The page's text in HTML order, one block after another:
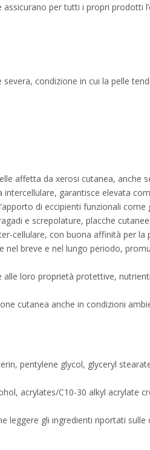
per tutti i propri prodotti
condizione in cui la pelle
affetta da xerosi cutanea, anche
garantisce elevata
di eccipienti funzionali come
e screpolature, placche
cellulare, con buona affinità per la
nel breve e nel lungo periodo,
loro proprietà protettive,
cutanea anche in condizioni
pentylene glycol, glyceryl
acrylates/C10-30 alkyl acrylate
leggere gli ingredienti riportati sulle